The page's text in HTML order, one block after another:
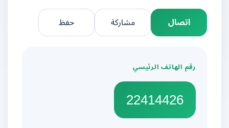
اتصال
مشاركة
رقم الهاتف الرئيسي
22414426